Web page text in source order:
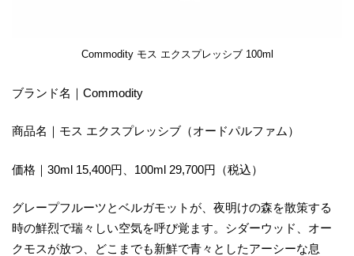
Commodity モス エクスプレッシブ 100ml
ブランド名｜Commodity
商品名｜モス エクスプレッシブ（オードパルファム）
価格｜30ml 15,400円、100ml 29,700円（税込）
グレープフルーツとベルガモットが、夜明けの森を散策する
時の鮮烈で瑞々しい空気を呼び覚ます。シダーウッド、オー
クモスが放つ、どこまでも新鮮で青々としたアーシーな息